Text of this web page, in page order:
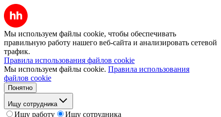
Мы используем файлы cookie, чтобы обеспечивать
правильную работу нашего веб-сайта и анализировать сетевой
трафик.
Правила использования файлов cookie
Мы используем файлы cookie. Правила использования
файлов cookie
Понятно
Ищу сотрудника
Ищу работу
Ищу сотрудника